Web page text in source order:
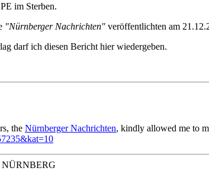
im Sterben.
"Nürnberger Nachrichten" veröffentlichten am
darf ich diesen Bericht hier wiedergeben.
the Nürnberger Nachrichten, kindly allowed me to